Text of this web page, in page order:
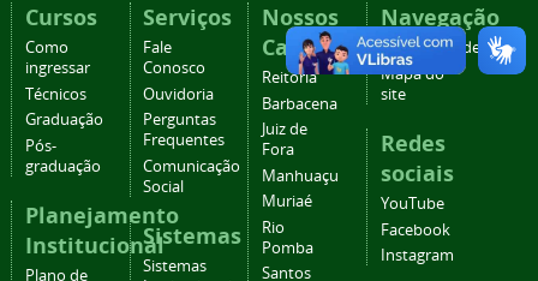
Cursos
Como
ingressar
Técnicos
Graduação
Pós-
graduação
Planejamento
Institucional
Plano de
Serviços
Fale
Conosco
Ouvidoria
Perguntas
Frequentes
Comunicação
Social
Sistemas
Sistemas
Nossos
Campi
Reitoria
Barbacena
Juiz de
Fora
Manhuaçu
Muriaé
Rio
Pomba
Santos
Navegação
Acessibilidade
Mapa do
site
Redes
sociais
YouTube
Facebook
Instagram